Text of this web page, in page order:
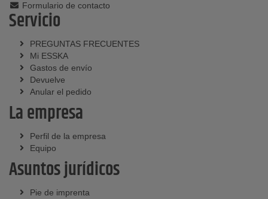
Formulario de contacto
Servicio
PREGUNTAS FRECUENTES
Mi ESSKA
Gastos de envío
Devuelve
Anular el pedido
La empresa
Perfil de la empresa
Equipo
Asuntos jurídicos
Pie de imprenta